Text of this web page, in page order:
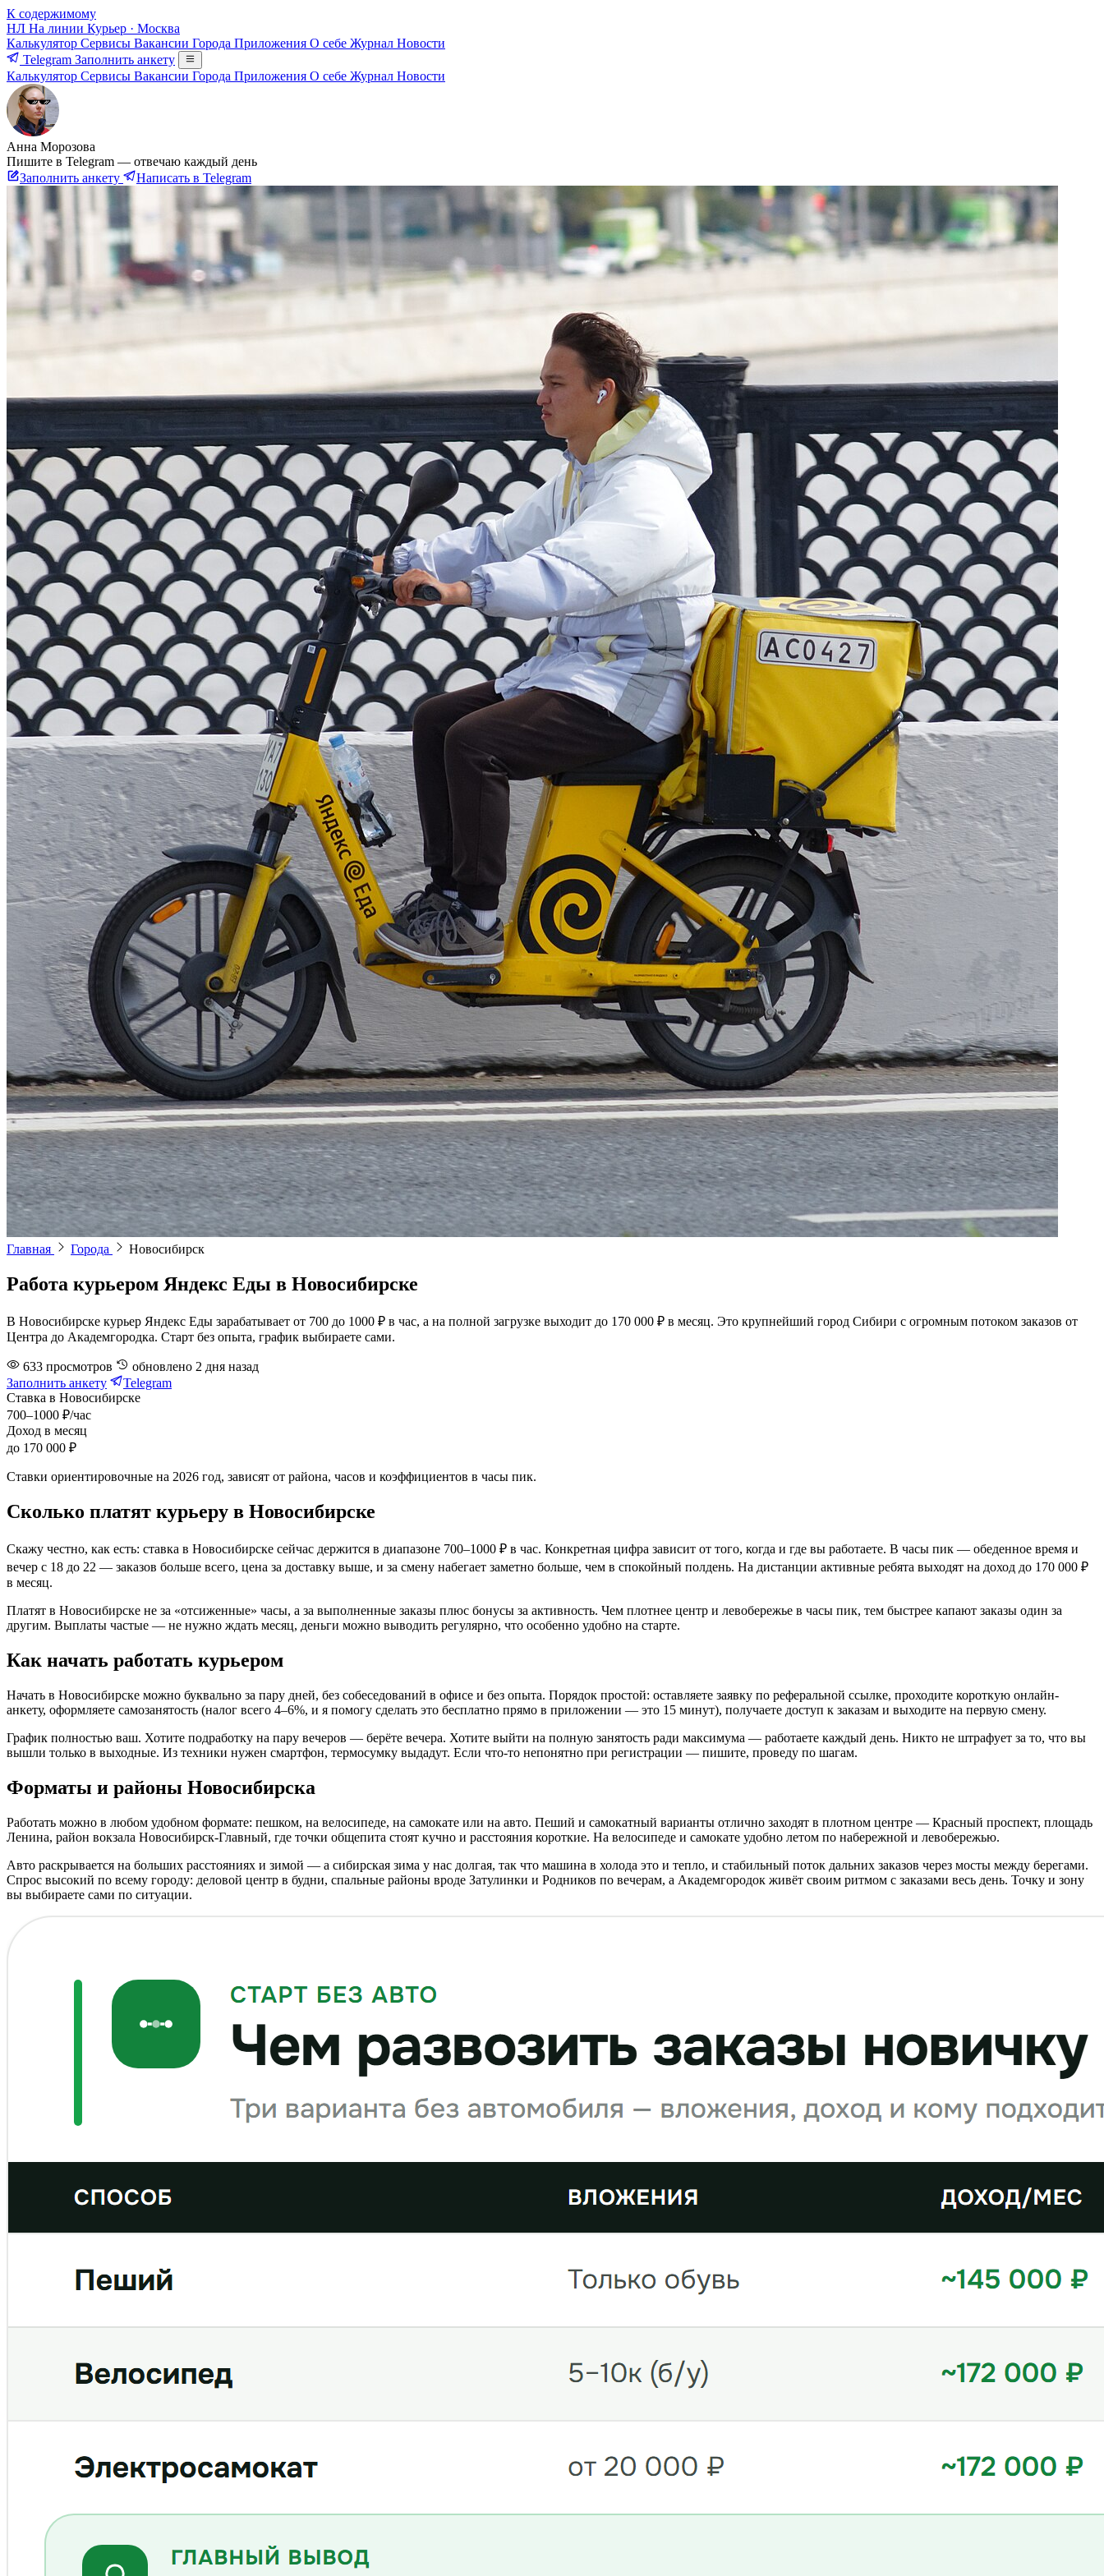
К содержимому
НЛ На линии Курьер · Москва
Калькулятор Сервисы Вакансии Города Приложения О себе Журнал Новости
Telegram Заполнить анкету
Калькулятор Сервисы Вакансии Города Приложения О себе Журнал Новости
Анна Морозова
Пишите в Telegram — отвечаю каждый день
Заполнить анкету
Написать в Telegram
Главная Города Новосибирск
Работа курьером Яндекс Еды в Новосибирске
В Новосибирске курьер Яндекс Еды зарабатывает от 700 до 1000 ₽ в час, а на полной загрузке выходит до 170 000 ₽ в месяц. Это крупнейший город Сибири с огромным потоком заказов от
Центра до Академгородка. Старт без опыта, график выбираете сами.
633 просмотров обновлено 2 дня назад
Заполнить анкету
Telegram
Ставка в Новосибирске
700–1000 ₽/час
Доход в месяц
до 170 000 ₽
Ставки ориентировочные на 2026 год, зависят от района, часов и коэффициентов в часы пик.
Сколько платят курьеру в Новосибирске
Скажу честно, как есть: ставка в Новосибирске сейчас держится в диапазоне 700–1000 ₽ в час. Конкретная цифра зависит от того, когда и где вы работаете. В часы пик — обеденное время и
вечер с 18 до 22 — заказов больше всего, цена за доставку выше, и за смену набегает заметно больше, чем в спокойный полдень. На дистанции активные ребята выходят на доход до 170 000 ₽
в месяц.
Платят в Новосибирске не за «отсиженные» часы, а за выполненные заказы плюс бонусы за активность. Чем плотнее центр и левобережье в часы пик, тем быстрее капают заказы один за
другим. Выплаты частые — не нужно ждать месяц, деньги можно выводить регулярно, что особенно удобно на старте.
Как начать работать курьером
Начать в Новосибирске можно буквально за пару дней, без собеседований в офисе и без опыта. Порядок простой: оставляете заявку по реферальной ссылке, проходите короткую онлайн-
анкету, оформляете самозанятость (налог всего 4–6%, и я помогу сделать это бесплатно прямо в приложении — это 15 минут), получаете доступ к заказам и выходите на первую смену.
График полностью ваш. Хотите подработку на пару вечеров — берёте вечера. Хотите выйти на полную занятость ради максимума — работаете каждый день. Никто не штрафует за то, что вы
вышли только в выходные. Из техники нужен смартфон, термосумку выдадут. Если что-то непонятно при регистрации — пишите, проведу по шагам.
Форматы и районы Новосибирска
Работать можно в любом удобном формате: пешком, на велосипеде, на самокате или на авто. Пеший и самокатный варианты отлично заходят в плотном центре — Красный проспект, площадь
Ленина, район вокзала Новосибирск-Главный, где точки общепита стоят кучно и расстояния короткие. На велосипеде и самокате удобно летом по набережной и левобережью.
Авто раскрывается на больших расстояниях и зимой — а сибирская зима у нас долгая, так что машина в холода это и тепло, и стабильный поток дальних заказов через мосты между берегами.
Спрос высокий по всему городу: деловой центр в будни, спальные районы вроде Затулинки и Родников по вечерам, а Академгородок живёт своим ритмом с заказами весь день. Точку и зону
вы выбираете сами по ситуации.